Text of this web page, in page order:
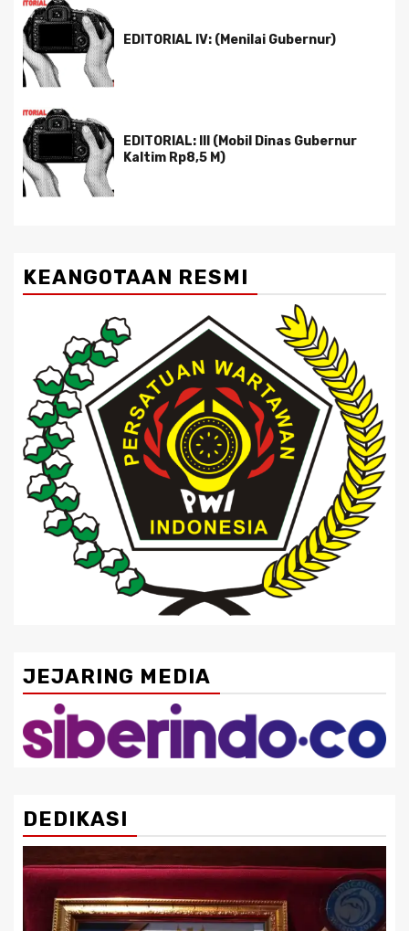
EDITORIAL IV: (Menilai Gubernur)
EDITORIAL: III (Mobil Dinas Gubernur
Kaltim Rp8,5 M)
KEANGOTAAN RESMI
JEJARING MEDIA
DEDIKASI